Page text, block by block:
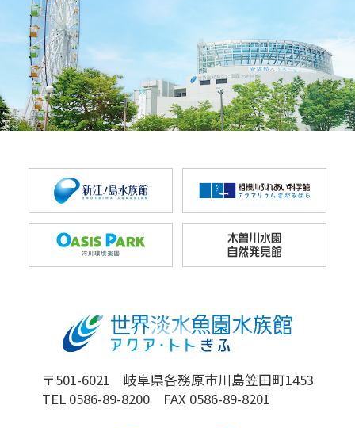
〒501-6021 岐阜県各務原市川島笠田町1453
TEL 0586-89-8200 FAX 0586-89-8201